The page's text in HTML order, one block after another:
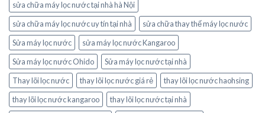
sửa chữa máy lọc nước tại nhà hà Nội
sửa chữa máy lọc nước uy tín tại nhà
sửa chữa thay thế máy lọc nước
Sửa máy lọc nước
sửa máy lọc nước Kangaroo
Sửa máy lọc nước Ohido
Sửa máy lọc nước tại nhà
Thay lõi lọc nước
thay lõi lọc nước giá rẻ
thay lõi lọc nước haohsing
thay lõi lọc nước kangaroo
thay lõi lọc nước tại nhà